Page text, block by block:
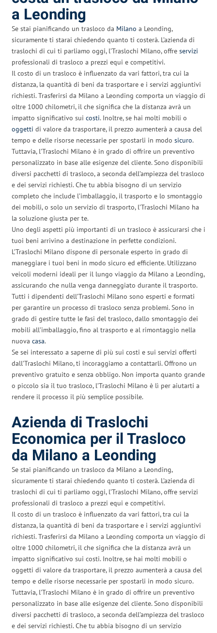
a Leonding
Se stai pianificando un trasloco da Milano a Leonding,
sicuramente ti starai chiedendo quanto ti costerà. L’azienda di
traslochi di cui ti parliamo oggi, l’Traslochi Milano, offre servizi
professionali di trasloco a prezzi equi e competitivi.
Il costo di un trasloco è influenzato da vari fattori, tra cui la
distanza, la quantità di beni da trasportare e i servizi aggiuntivi
richiesti. Trasferirsi da Milano a Leonding comporta un viaggio di
oltre 1000 chilometri, il che significa che la distanza avrà un
impatto significativo sui costi. Inoltre, se hai molti mobili o
oggetti di valore da trasportare, il prezzo aumenterà a causa del
tempo e delle risorse necessarie per spostarli in modo sicuro.
Tuttavia, l’Traslochi Milano è in grado di offrire un preventivo
personalizzato in base alle esigenze del cliente. Sono disponibili
diversi pacchetti di trasloco, a seconda dell’ampiezza del trasloco
e dei servizi richiesti. Che tu abbia bisogno di un servizio
completo che include l’imballaggio, il trasporto e lo smontaggio
dei mobili, o solo un servizio di trasporto, l’Traslochi Milano ha
la soluzione giusta per te.
Uno degli aspetti più importanti di un trasloco è assicurarsi che i
tuoi beni arrivino a destinazione in perfette condizioni.
L’Traslochi Milano dispone di personale esperto in grado di
maneggiare i tuoi beni in modo sicuro ed efficiente. Utilizzano
veicoli moderni ideali per il lungo viaggio da Milano a Leonding,
assicurando che nulla venga danneggiato durante il trasporto.
Tutti i dipendenti dell’Traslochi Milano sono esperti e formati
per garantire un processo di trasloco senza problemi. Sono in
grado di gestire tutte le fasi del trasloco, dallo smontaggio dei
mobili all’imballaggio, fino al trasporto e al rimontaggio nella
nuova casa.
Se sei interessato a saperne di più sui costi e sui servizi offerti
dall’Traslochi Milano, ti incoraggiamo a contattarli. Offrono un
preventivo gratuito e senza obbligo. Non importa quanto grande
o piccolo sia il tuo trasloco, l’Traslochi Milano è lì per aiutarti a
rendere il processo il più semplice possibile.
Azienda di Traslochi
Economica per il Trasloco
da Milano a Leonding
Se stai pianificando un trasloco da Milano a Leonding,
sicuramente ti starai chiedendo quanto ti costerà. L’azienda di
traslochi di cui ti parliamo oggi, l’Traslochi Milano, offre servizi
professionali di trasloco a prezzi equi e competitivi.
Il costo di un trasloco è influenzato da vari fattori, tra cui la
distanza, la quantità di beni da trasportare e i servizi aggiuntivi
richiesti. Trasferirsi da Milano a Leonding comporta un viaggio di
oltre 1000 chilometri, il che significa che la distanza avrà un
impatto significativo sui costi. Inoltre, se hai molti mobili o
oggetti di valore da trasportare, il prezzo aumenterà a causa del
tempo e delle risorse necessarie per spostarli in modo sicuro.
Tuttavia, l’Traslochi Milano è in grado di offrire un preventivo
personalizzato in base alle esigenze del cliente. Sono disponibili
diversi pacchetti di trasloco, a seconda dell’ampiezza del trasloco
e dei servizi richiesti. Che tu abbia bisogno di un servizio